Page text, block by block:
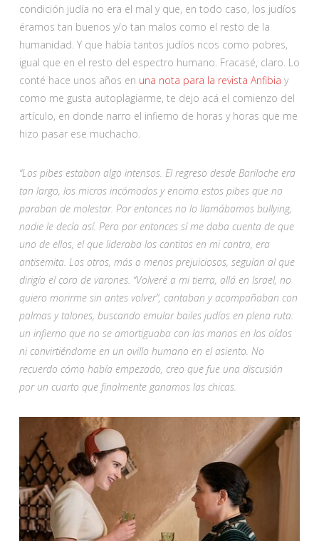
condición judía no era el mal y que, en todo caso, los judíos
éramos tan buenos y/o tan malos como el resto de la
humanidad. Y que había tantos judíos ricos como pobres,
igual que en el resto del espectro humano. Fracasé, claro. Lo
conté hace unos años en una nota para la revista Anfibia y
como me gusta autoplagiarme, te dejo acá el comienzo del
artículo, en donde narro el infierno de horas y horas que me
hizo pasar ese muchacho.
“Los pibes estaban algo intensos. El regreso desde Bariloche era
tan largo, los micros incómodos y encima estos pibes que no
paraban de molestar. Por entonces no lo llamábamos bullying,
nadie le decía así. Pero por entonces sí me daba cuenta de que
uno de ellos, el que lideraba los cantitos en mi contra, era
antisemita. Los otros, más o menos prejuiciosos, seguían al que
dirigía el coro de varones. “Volveré a mi tierra, allá en Israel, no
quiero morirme sin antes volver”, cantaban y acompañaban con
palmas y talones, buscando emular bailes judíos en plena ruta:
un infierno que no se amortiguaba con las manos en los oídos
ni convirtiéndome en un ovillo humano en el asiento. No
recuerdo cómo había empezado, creo que fue una discusión
por un cuarto que finalmente ganamos las chicas.